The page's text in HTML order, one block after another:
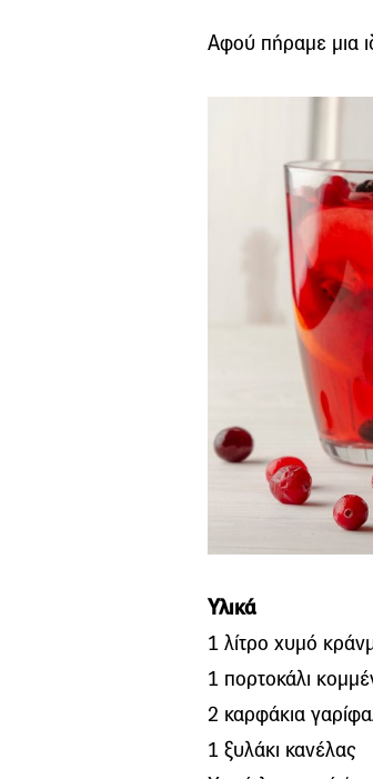
Αφού πήραμε μια
Υλικά
1 λίτρο χυμό
1 πορτοκάλι
2 καρφάκια
1 ξυλάκι κανέλας